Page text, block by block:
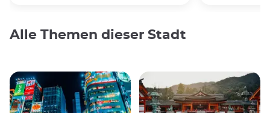
Alle Themen dieser Stadt